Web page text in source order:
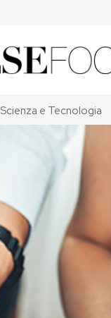
Scienza e Tecnologia